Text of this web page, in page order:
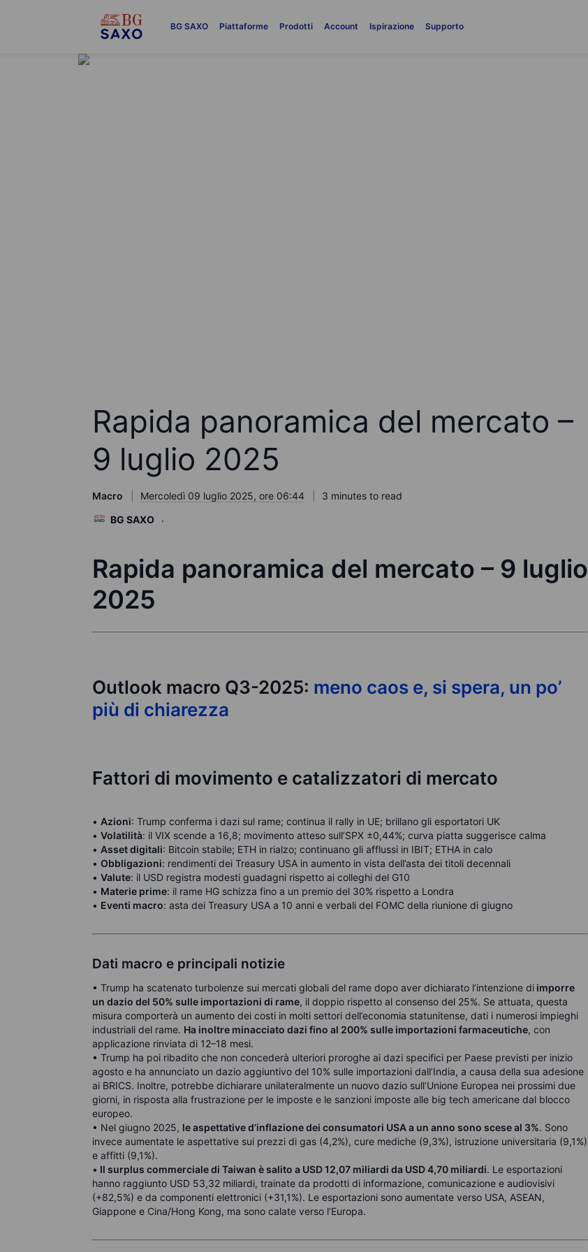
BG SAXO Piattaforme Prodotti Account Ispirazione Supporto
Rapida panoramica del mercato –
9 luglio 2025
Macro Mercoledì 09 luglio 2025, ore 06:44
3 minutes to read
BG SAXO
Rapida panoramica del mercato – 9 luglio
2025
Outlook macro Q3-2025: meno caos e, si spera, un po’
più di chiarezza
Fattori di movimento e catalizzatori di mercato
• Azioni: Trump conferma i dazi sul rame; continua il rally in UE; brillano gli esportatori UK
• Volatilità: il VIX scende a 16,8; movimento atteso sull’SPX ±0,44%; curva piatta suggerisce calma
• Asset digitali: Bitcoin stabile; ETH in rialzo; continuano gli afflussi in IBIT; ETHA in calo
• Obbligazioni: rendimenti dei Treasury USA in aumento in vista dell’asta dei titoli decennali
• Valute: il USD registra modesti guadagni rispetto ai colleghi del G10
• Materie prime: il rame HG schizza fino a un premio del 30% rispetto a Londra
• Eventi macro: asta dei Treasury USA a 10 anni e verbali del FOMC della riunione di giugno
Dati macro e principali notizie
• Trump ha scatenato turbolenze sui mercati globali del rame dopo aver dichiarato l’intenzione di imporre
un dazio del 50% sulle importazioni di rame, il doppio rispetto al consenso del 25%. Se attuata, questa
misura comporterà un aumento dei costi in molti settori dell’economia statunitense, dati i numerosi impieghi
industriali del rame. Ha inoltre minacciato dazi fino al 200% sulle importazioni farmaceutiche, con
applicazione rinviata di 12–18 mesi.
• Trump ha poi ribadito che non concederà ulteriori proroghe ai dazi specifici per Paese previsti per inizio
agosto e ha annunciato un dazio aggiuntivo del 10% sulle importazioni dall’India, a causa della sua adesione
ai BRICS. Inoltre, potrebbe dichiarare unilateralmente un nuovo dazio sull’Unione Europea nei prossimi due
giorni, in risposta alla frustrazione per le imposte e le sanzioni imposte alle big tech americane dal blocco
europeo.
• Nel giugno 2025, le aspettative d’inflazione dei consumatori USA a un anno sono scese al 3%. Sono
invece aumentate le aspettative sui prezzi di gas (4,2%), cure mediche (9,3%), istruzione universitaria (9,1%)
e affitti (9,1%).
• Il surplus commerciale di Taiwan è salito a USD 12,07 miliardi da USD 4,70 miliardi. Le esportazioni
hanno raggiunto USD 53,32 miliardi, trainate da prodotti di informazione, comunicazione e audiovisivi
(+82,5%) e da componenti elettronici (+31,1%). Le esportazioni sono aumentate verso USA, ASEAN,
Giappone e Cina/Hong Kong, ma sono calate verso l’Europa.